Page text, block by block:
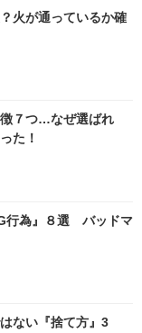
火が通っているか確
７つ…なぜ選ばれ
た！
行為』８選 バッドマ
ない『捨て方』3